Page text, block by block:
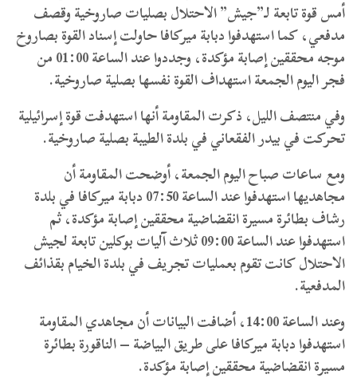
أمس قوة تابعة لـ”جيش” الاحتلال بصليات صاروخية وقصف
مدفعي، كما استهدفوا دبابة ميركافا حاولت إسناد القوة بصاروخ
موجه محققين إصابة مؤكدة، وجددوا عند الساعة 01:00 من
فجر اليوم الجمعة استهداف القوة نفسها بصلية صاروخية.
وفي منتصف الليل، ذكرت المقاومة أنها استهدفت قوة إسرائيلية
تحركت في بيدر الفقعاني في بلدة الطيبة بصلية صاروخية.
ومع ساعات صباح اليوم الجمعة، أوضحت المقاومة أن
مجاهديها استهدفوا عند الساعة 07:50 دبابة ميركافا في بلدة
رشاف بطائرة مسيرة انقضاضية محققين إصابة مؤكدة، ثم
استهدفوا عند الساعة 09:00 ثلاث آليات بوكلين تابعة لجيش
الاحتلال كانت تقوم بعمليات تجريف في بلدة الخيام بقذائف
المدفعية.
وعند الساعة 14:00، أضافت البيانات أن مجاهدي المقاومة
استهدفوا دبابة ميركافا على طريق البياضة – الناقورة بطائرة
مسيرة انقضاضية محققين إصابة مؤكدة.